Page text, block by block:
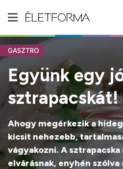
GASZTRO
Együnk egy
sztrapacskát!
Ahogy megérkezik a
kicsit nehezebb,
vágyakozni. A
elvárásnak, enyhén